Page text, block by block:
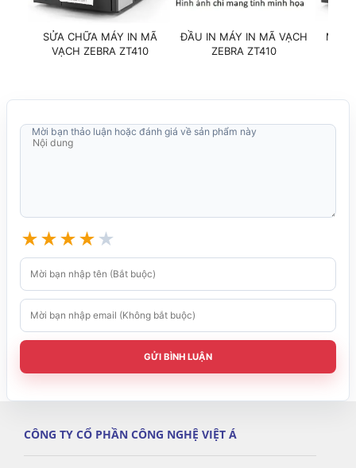
SỬA CHỮA MÁY IN MÃ
VẠCH ZEBRA ZT410
ĐẦU IN MÁY IN MÃ VẠCH
ZEBRA ZT410
MÁY
★★★★ ★
GỬI BÌNH LUẬN
Mời bạn thảo luận hoặc đánh giá về sản phẩm này
CÔNG TY CỔ PHẦN CÔNG NGHỆ VIỆT Á